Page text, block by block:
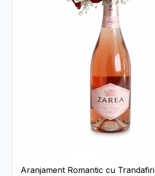
Aranjament Romantic cu Trandafiri